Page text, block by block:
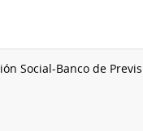
Social-Banco de